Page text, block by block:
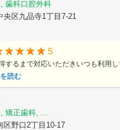
歯科口腔外科
央区九品寺1丁目7-21
5
するまで対応いただきいつも利用
読む
矯正歯科, ...
区野口2丁目10-17